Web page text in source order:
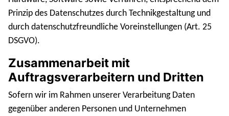
Prinzip des Datenschutzes durch Technikgestaltung und
durch datenschutzfreundliche Voreinstellungen (Art. 25
DSGVO).
Zusammenarbeit mit
Auftragsverarbeitern und Dritten
Sofern wir im Rahmen unserer Verarbeitung Daten
gegenüber anderen Personen und Unternehmen